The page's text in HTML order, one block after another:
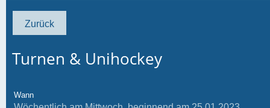
Zurück
Turnen & Unihockey
Wann